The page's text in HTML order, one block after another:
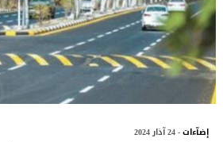
إضآءات- 24 آذار 2024